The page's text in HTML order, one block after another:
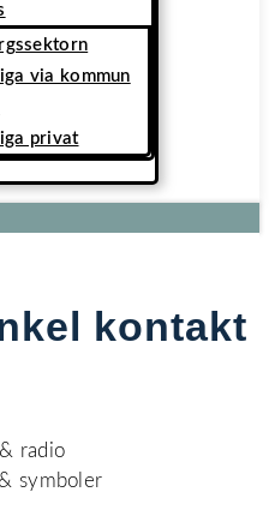
via kommun
privat
kontakt
radio
symboler